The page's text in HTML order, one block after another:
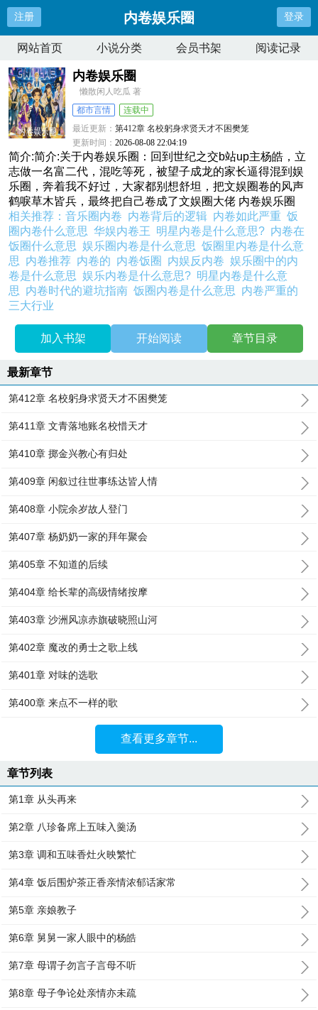
注册 内卷娱乐圈 登录
网站首页 小说分类 会员书架 阅读记录
内卷娱乐圈
懒散闲人吃瓜 著
都市言情
连载中
最近更新：第412章 名校躬身求贤天才不困樊笼
更新时间：2026-08-08 22:04:19
简介:简介:关于内卷娱乐圈：回到世纪之交b站up主杨皓，立
志做一名富二代，混吃等死，被望子成龙的家长逼得混到娱
乐圈，奔着我不好过，大家都别想舒坦，把文娱圈卷的风声
鹤唳草木皆兵，最终把自己卷成了文娱圈大佬 内卷娱乐圈
相关推荐：音乐圈内卷 内卷背后的逻辑 内卷如此严重饭
圈内卷什么意思华娱内卷王 明星内卷是什么意思? 内卷在
饭圈什么意思娱乐圈内卷是什么意思饭圈里内卷是什么意
思 内卷推荐 内卷的 内卷饭圈 内娱反内卷娱乐圈中的内
卷是什么意思娱乐内卷是什么意思? 明星内卷是什么意
思 内卷时代的避坑指南饭圈内卷是什么意思 内卷严重的
三大行业
加入书架 开始阅读 章节目录
最新章节
第412章 名校躬身求贤天才不困樊笼
第411章 文青落地账名校惜天才
第410章 掷金兴教心有归处
第409章 闲叙过往世事练达皆人情
第408章 小院余岁故人登门
第407章 杨奶奶一家的拜年聚会
第405章 不知道的后续
第404章 给长辈的高级情绪按摩
第403章 沙洲风凉赤旗破晓照山河
第402章 魔改的勇士之歌上线
第401章 对味的选歌
第400章 来点不一样的歌
查看更多章节...
章节列表
第1章 从头再来
第2章 八珍备席上五味入羹汤
第3章 调和五味香灶火映繁忙
第4章 饭后围炉茶正香亲情浓郁话家常
第5章 亲娘教子
第6章 舅舅一家人眼中的杨皓
第7章 母谓子勿言子言母不听
第8章 母子争论处亲情亦未疏